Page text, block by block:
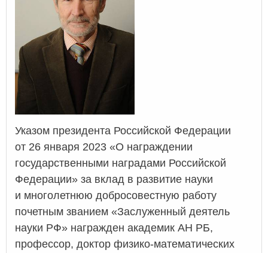
Указом президента Российской Федерации
от 26 января 2023 «О награждении
государственными наградами Российской
Федерации» за вклад в развитие науки
и многолетнюю добросовестную работу
почетным званием «Заслуженный деятель
науки РФ» награжден академик АН РБ,
профессор, доктор физико-математических